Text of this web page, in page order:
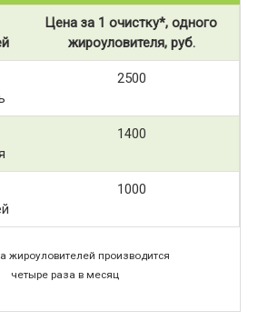
Цена за 1 очистку*, одного
жироуловителя, руб.
2500
1400
1000
жироуловителей производится
четыре раза в месяц